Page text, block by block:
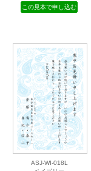
ASJ-WI-015L
ステンドグラス
この見本で申し込む